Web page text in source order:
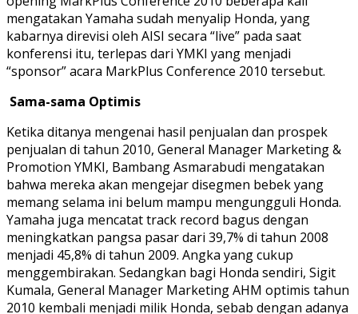
mengatakan Yamaha sudah menyalip Honda, yang
kabarnya direvisi oleh AISI secara “live” pada saat
konferensi itu, terlepas dari YMKI yang menjadi
“sponsor” acara MarkPlus Conference 2010 tersebut.
Sama-sama Optimis
Ketika ditanya mengenai hasil penjualan dan prospek
penjualan di tahun 2010, General Manager Marketing &
Promotion YMKI, Bambang Asmarabudi mengatakan
bahwa mereka akan mengejar disegmen bebek yang
memang selama ini belum mampu mengungguli Honda.
Yamaha juga mencatat track record bagus dengan
meningkatkan pangsa pasar dari 39,7% di tahun 2008
menjadi 45,8% di tahun 2009. Angka yang cukup
menggembirakan. Sedangkan bagi Honda sendiri, Sigit
Kumala, General Manager Marketing AHM optimis tahun
2010 kembali menjadi milik Honda, sebab dengan adanya